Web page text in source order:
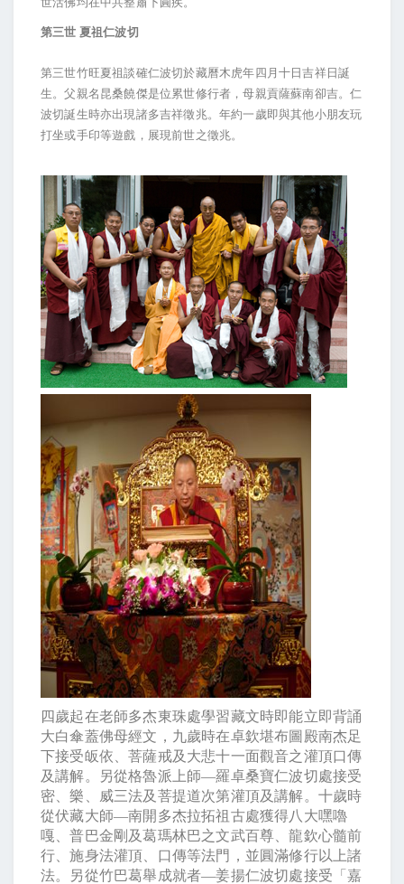
第三世 夏祖仁波切
第三世竹旺夏祖談確仁波切於藏曆木虎年四月十日吉祥日誕
生。父親名昆桑饒傑是位累世修行者，母親貢薩蘇南卻吉。仁
波切誕生時亦出現諸多吉祥徵兆。年約一歲即與其他小朋友玩
打坐或手印等遊戲，展現前世之徵兆。
四歲起在老師多杰東珠處學習藏文時即能立即背誦
大白傘蓋佛母經文，九歲時在卓欽堪布圖殿南杰足
下接受皈依、菩薩戒及大悲十一面觀音之灌頂口傳
及講解。另從格魯派上師—羅卓桑寶仁波切處接受
密、樂、威三法及菩提道次第灌頂及講解。十歲時
從伏藏大師—南開多杰拉拓祖古處獲得八大嘿嚕
嘎、普巴金剛及葛瑪林巴之文武百尊、龍欽心髓前
行、施身法灌頂、口傳等法門，並圓滿修行以上諸
法。另從竹巴葛舉成就者—姜揚仁波切處接受「嘉